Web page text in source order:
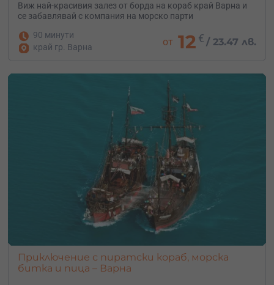
Виж най-красивия залез от борда на кораб край Варна и
се забавлявай с компания на морско парти
90 минути
край гр. Варна
от 12 € / 23.47 лв.
Приключение с пиратски кораб, морска
битка и пица – Варна